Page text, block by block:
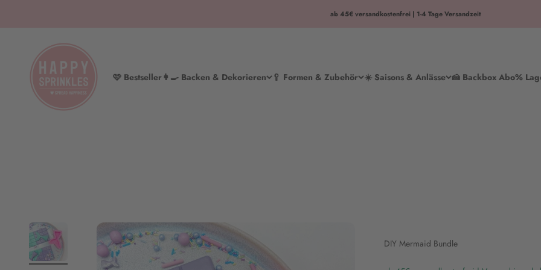
ab 45€ versandkostenfrei | 1-4 Tage Versandzeit
🩷 Bestseller👩‍🍳 Backen & Dekorieren 🥄 Formen & Zubehör ☀️ Saisons & Anlässe 🍰 Backbox Abo%
HAPPY SPRINKLES | D2C
DIY Mermaid Bundle